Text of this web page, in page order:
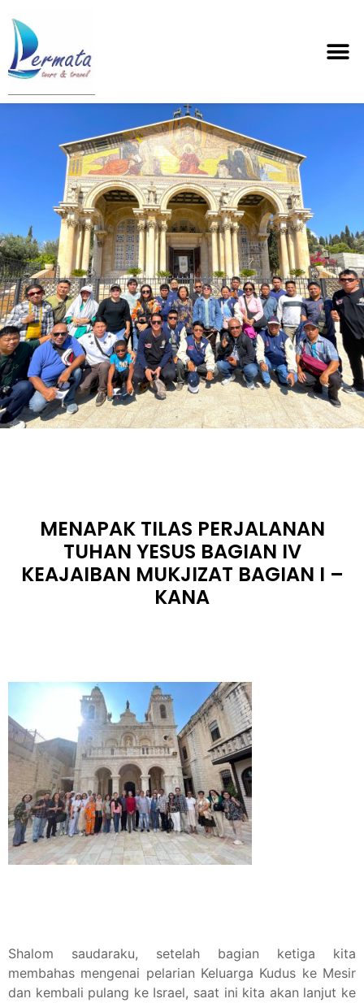
MENAPAK TILAS PERJALANAN
TUHAN YESUS BAGIAN IV
KEAJAIBAN MUKJIZAT BAGIAN I –
KANA
Shalom saudaraku, setelah bagian ketiga kita
membahas mengenai pelarian Keluarga Kudus ke Mesir
dan kembali pulang ke Israel, saat ini kita akan lanjut ke